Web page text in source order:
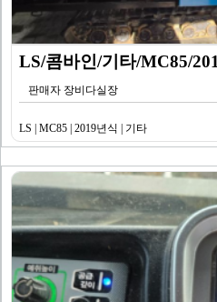
LS/콤바인/기타/MC85/
판매자 장비다실장
LS | MC85 | 2019년식 | 기타